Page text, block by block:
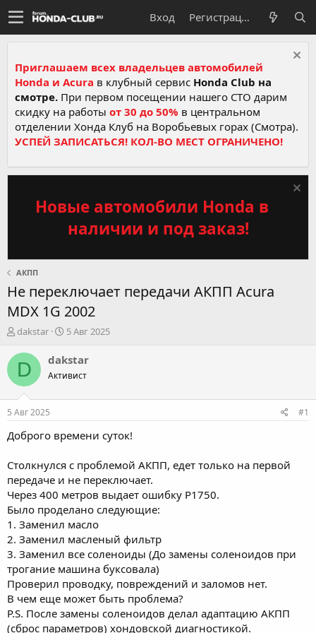
Вход Регистрация
Приглашаем всех владельцев автомобилей
Honda и Acura в клубный сервис Honda Club на
смотре. При первом посещении нашего СТО дарим
скидку на работы от 30 до 50% в центральном
отделении Хонда Клуб на Воробьевых горах (Смотра).
УСПЕЙ ЗАПИСАТЬСЯ! КОЛ-ВО МЕСТ ОГРАНИЧЕНО!
Новые автомобили Honda в
наличии и под заказ!
АКПП
Не переключает передачи АКПП Acura
MDX 1G 2002
А
т
р
е
ы
dakstar
Д
т
н
л
5 Авг 2025
D dakstar
Активист
5 Авг 2025 #1
Доброго времени суток!
Столкнулся с проблемой АКПП, едет только на первой
передаче и не переключает.
Через 400 метров выдает ошибку P1750.
Было проделано следующие:
1. Заменил масло
2. Заменил масленый фильтр
3. Заменил все соленоиды (До замены соленоидов при
трогание машина буксовала)
Проверил проводку, повреждений и заломов нет.
В чем еще может быть проблема?
P.S. После замены соленоидов делал адаптацию АКПП
(сброс параметров) хондовской диагностикой.